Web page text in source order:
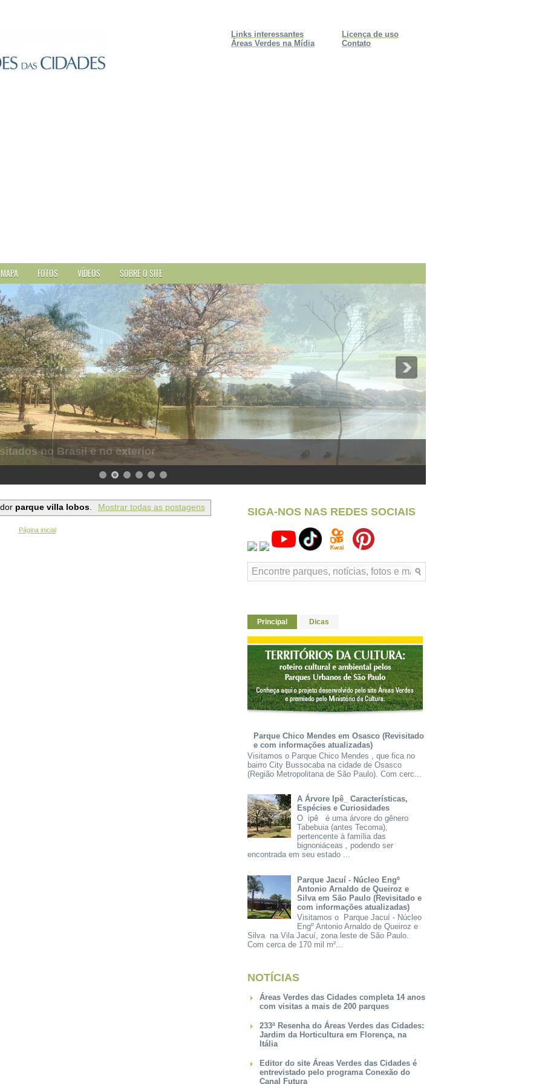
Licença de uso
Contato
Links interessantes
Áreas Verdes na Mídia
MAPA FOTOS VÍDEOS SOBRE O SITE
no Brasil e no exterior
parque villa lobos. Mostrar todas as postagens
Página inicial
SIGA-NOS NAS REDES SOCIAIS
Principal Dicas
Parque Chico Mendes em Osasco (Revisitado
e com informações atualizadas)
Visitamos o Parque Chico Mendes , que fica no
bairro City Bussocaba na cidade de Osasco
(Região Metropolitana de São Paulo). Com cerc...
A Árvore Ipê_ Características,
Espécies e Curiosidades
O ipê é uma árvore do gênero
Tabebuia (antes Tecoma),
pertencente à família das
bignoniáceas , podendo ser
encontrada em seu estado ...
Parque Jacuí - Núcleo Engº
Antonio Arnaldo de Queiroz e
Silva em São Paulo (Revisitado e
com informações atualizadas)
Visitamos o Parque Jacuí - Núcleo
Engº Antonio Arnaldo de Queiroz e
Silva na Vila Jacuí, zona leste de São Paulo.
Com cerca de 170 mil m²...
NOTÍCIAS
Áreas Verdes das Cidades completa 14 anos
com visitas a mais de 200 parques
233ª Resenha do Áreas Verdes das Cidades:
Jardim da Horticultura em Florença, na
Itália
Editor do site Áreas Verdes das Cidades é
entrevistado pelo programa Conexão do
Canal Futura